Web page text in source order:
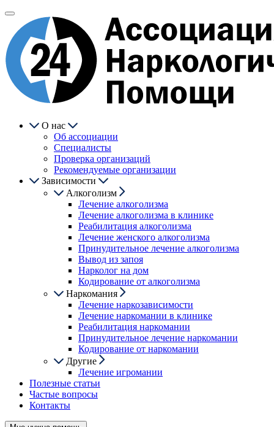
О нас
Об ассоциации
Специалисты
Проверка организаций
Рекомендуемые организации
Зависимости
Алкоголизм
Лечение алкоголизма
Лечение алкоголизма в клинике
Реабилитация алкоголизма
Лечение женского алкоголизма
Принудительное лечение алкоголизма
Вывод из запоя
Нарколог на дом
Кодирование от алкоголизма
Наркомания
Лечение наркозависимости
Лечение наркомании в клинике
Реабилитация наркомании
Принудительное лечение наркомании
Кодирование от наркомании
Другие
Лечение игромании
Полезные статьи
Частые вопросы
Контакты